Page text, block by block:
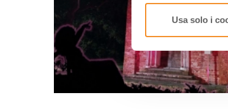
Usa solo i